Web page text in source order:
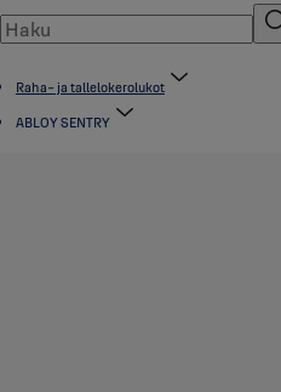
Raha- ja tallelokerolukot
ABLOY SENTRY